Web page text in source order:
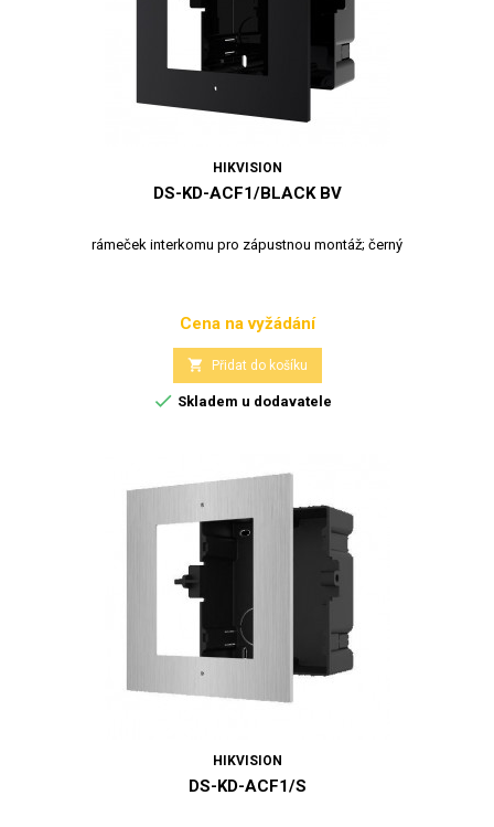
HIKVISION
DS-KD-ACF1/BLACK BV
rámeček interkomu pro zápustnou montáž; černý
Cena
Cena na vyžádání
 Přidat do košíku
 Skladem u dodavatele
HIKVISION
DS-KD-ACF1/S